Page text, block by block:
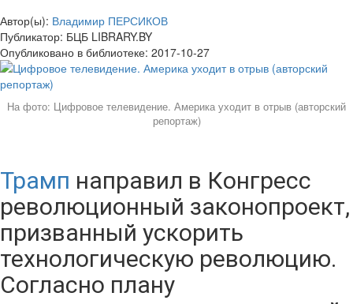
Автор(ы): Владимир ПЕРСИКОВ
Публикатор: БЦБ LIBRARY.BY
Опубликовано в библиотеке: 2017-10-27
На фото: Цифровое телевидение. Америка уходит в отрыв (авторский
репортаж)
Трамп направил в Конгресс
революционный законопроект,
призванный ускорить
технологическую революцию.
Согласно плану